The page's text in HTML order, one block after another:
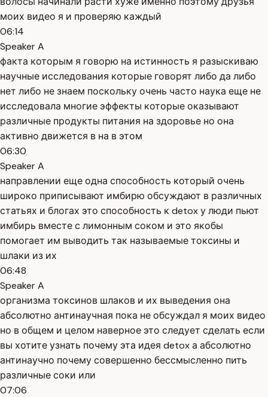
моих видео я и проверяю каждый
06:14
Speaker A
факта которым я говорю на истинность я разыскиваю
научные исследования которые говорят либо да либо
нет либо не знаем поскольку очень часто наука еще не
исследовала многие эффекты которые оказывают
различные продукты питания на здоровье но она
активно движется в на в этом
06:30
Speaker A
направлении еще одна способность который очень
широко приписывают имбирю обсуждают в различных
статьях и блогах это способность к detox у люди пьют
имбирь вместе с лимонным соком и это якобы
помогает им выводить так называемые токсины и
шлаки из их
06:48
Speaker A
организма токсинов шлаков и их выведения она
абсолютно антинаучная пока не обсуждал я моих видео
но в общем и целом наверное это следует сделать если
вы хотите узнать почему эта идея detox а абсолютно
антинаучно почему совершенно бессмысленно пить
различные соки или
07:06